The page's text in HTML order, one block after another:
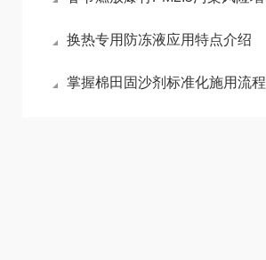
换热专用防冻液应用特点介绍
掌握棉田固沙剂标准化施用流程减少风沙侵蚀对棉苗的损伤